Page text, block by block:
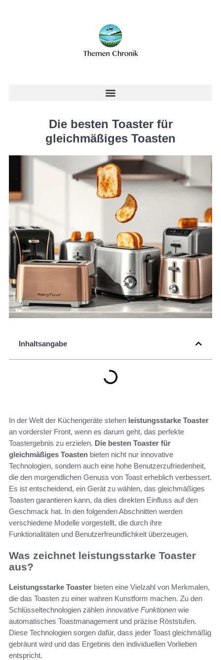
Die besten Toaster für
gleichmäßiges Toasten
Inhaltsangabe
In der Welt der Küchengeräte stehen leistungsstarke Toaster
an vorderster Front, wenn es darum geht, das perfekte
Toastergebnis zu erzielen. Die besten Toaster für
gleichmäßiges Toasten bieten nicht nur innovative
Technologien, sondern auch eine hohe Benutzerzufriedenheit,
die den morgendlichen Genuss von Toast erheblich verbessert.
Es ist entscheidend, ein Gerät zu wählen, das gleichmäßiges
Toasten garantieren kann, da dies direkten Einfluss auf den
Geschmack hat. In den folgenden Abschnitten werden
verschiedene Modelle vorgestellt, die durch ihre
Funktionalitäten und Benutzerfreundlichkeit überzeugen.
Was zeichnet leistungsstarke Toaster
aus?
Leistungsstarke Toaster bieten eine Vielzahl von Merkmalen,
die das Toasten zu einer wahren Kunstform machen. Zu den
Schlüsseltechnologien zählen innovative Funktionen wie
automatisches Toastmanagement und präzise Röststufen.
Diese Technologien sorgen dafür, dass jeder Toast gleichmäßig
gebräunt wird und das Ergebnis den individuellen Vorlieben
entspricht.